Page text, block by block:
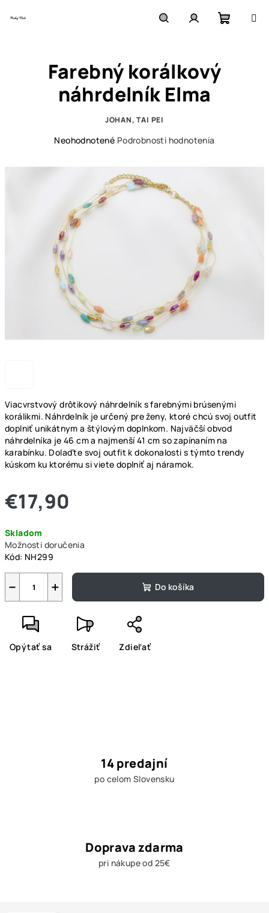
Viacvrstvový drôtikový náhrdelník s farebnými brúsenými
korálikmi. Náhrdelník je určený pre ženy, ktoré chcú svoj outfit
doplniť unikátnym a štýlovým doplnkom. Najväčší obvod
náhrdelníka je 46 cm a najmenší 41 cm so zapínaním na
karabínku. Dolaďte svoj outfit k dokonalosti s týmto trendy
kúskom ku ktorému si viete doplniť aj náramok.
€17,90
cena:
Skladom
Možnosti doručenia
Kód: NH299
+
− Do košíka
Opýtať sa Strážiť Zdieľať
Farebný korálkový
náhrdelník Elma
JOHAN, TAI PEI
Priemerné
hviezdičiek.
Neohodnotené Podrobnosti hodnotenia
14 predajní
po celom Slovensku
Doprava zdarma
pri nákupe od 25€